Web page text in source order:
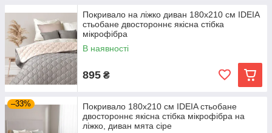
Покривало на ліжко диван 180х210 см IDEIA
стьобане двостороннє якісна стібка
мікрофібра
В наявності
895 ₴
–33%
Покривало 180х210 см IDEIA стьобане
двостороннє якісна стібка мікрофібра на
ліжко, диван мята сіре